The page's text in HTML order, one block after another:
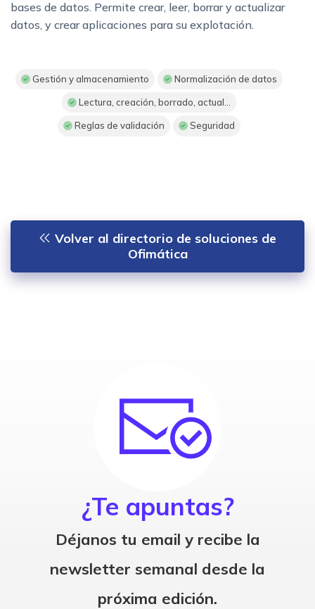
bases de datos. Permite crear, leer, borrar y actualizar
datos, y crear aplicaciones para su explotación.
Gestión y almacenamiento Normalización de datos
Lectura, creación, borrado, actual...
Reglas de validación Seguridad
Volver al directorio de soluciones de
Ofimática
¿Te apuntas?
Déjanos tu email y recibe la
newsletter semanal desde la
próxima edición.